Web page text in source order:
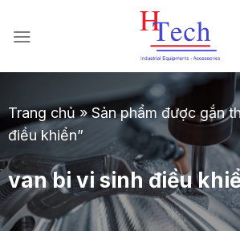
đến
dung
Trang chủ»Sản phẩm được gắn
điều khiển”
van bi vi sinh điều